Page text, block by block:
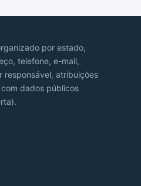
por estado,
telefone, e-mail,
responsável, atribuições
dados públicos